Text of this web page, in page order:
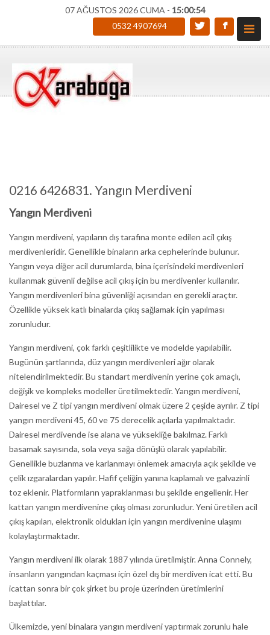
07 AĞUSTOS 2026 CUMA - 15:00:55
0532 4907694
0216 6426831. Yangın Merdiveni
Yangın Merdiveni
Yangın merdiveni, yapıların dış tarafına monte edilen acil çıkış
merdivenleridir. Genellikle binaların arka cephelerinde bulunur.
Yangın veya diğer acil durumlarda, bina içerisindeki merdivenleri
kullanmak güvenli değilse acil çıkış için bu merdivenler kullanılır.
Yangın merdivenleri bina güvenliği açısından en gerekli araçtır.
Özellikle yüksek katlı binalarda çıkış sağlamak için yapılması
zorunludur.
Yangın merdiveni, çok farklı çeşitlilikte ve modelde yapılabilir.
Bugünün şartlarında, düz yangın merdivenleri ağır olarak
nitelendirilmektedir. Bu standart merdivenin yerine çok amaçlı,
değişik ve kompleks modeller üretilmektedir. Yangın merdiveni,
Dairesel ve Z tipi yangın merdiveni olmak üzere 2 çeşide ayrılır. Z tipi
yangın merdiveni 45, 60 ve 75 derecelik açılarla yapılmaktadır.
Dairesel merdivende ise alana ve yüksekliğe bakılmaz. Farklı
basamak sayısında, sola veya sağa dönüşlü olarak yapılabilir.
Genellikle buzlanma ve karlanmayı önlemek amacıyla açık şekilde ve
çelik ızgaralardan yapılır. Hafif çeliğin yanına kaplamalı ve galvazinli
toz eklenir. Platformların yapraklanması bu şekilde engellenir. Her
kattan yangın merdivenine çıkış olması zorunludur. Yeni üretilen acil
çıkış kapıları, elektronik oldukları için yangın merdivenine ulaşımı
kolaylaştırmaktadır.
Yangın merdiveni ilk olarak 1887 yılında üretilmiştir. Anna Connely,
insanların yangından kaçması için özel dış bir merdiven icat etti. Bu
icattan sonra bir çok şirket bu proje üzerinden üretimlerini
başlattılar.
Ülkemizde, yeni binalara yangın merdiveni yaptırmak zorunlu hale